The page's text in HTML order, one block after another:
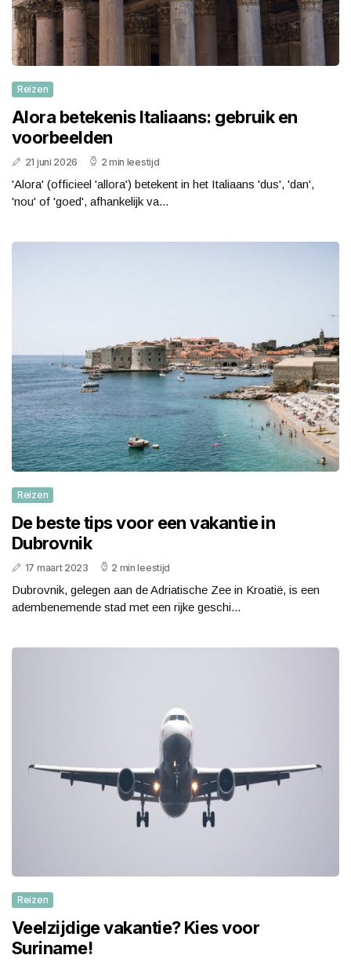
Reizen
Alora betekenis Italiaans: gebruik en
voorbeelden
21 juni 2026 2 min leestijd
'Alora' (officieel 'allora') betekent in het Italiaans 'dus', 'dan',
'nou' of 'goed', afhankelijk va...
Reizen
De beste tips voor een vakantie in
Dubrovnik
17 maart 2023 2 min leestijd
Dubrovnik, gelegen aan de Adriatische Zee in Kroatië, is een
adembenemende stad met een rijke geschi...
Reizen
Veelzijdige vakantie? Kies voor
Suriname!